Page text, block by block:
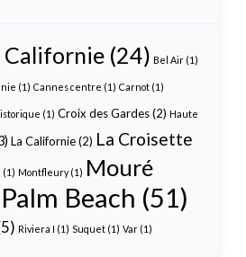
Californie (24) Bel Air (1)
(1) Cannes centre (1) Carnot (1)
(1) Croix des Gardes(2) Haute
La Californie(2) La Croisette
(1) Montfleury(1) Mouré
Palm Beach (51)
Riviera I (1) Suquet (1) Var (1)